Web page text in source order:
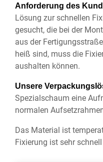
Anforderung des
Lösung zur schnellen
gesucht, die bei der
aus der
heiß sind, muss die
aushalten können.
Unsere
Spezialschaum eine
normalen
Das Material ist
Fixierung ist sehr